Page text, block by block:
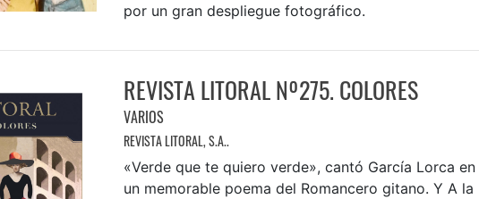
por un gran despliegue fotográfico.
REVISTA LITORAL Nº275. COLORES
VARIOS
REVISTA LITORAL, S.A..
«Verde que te quiero verde», cantó García Lorca en
un memorable poema del Romancero gitano. Y A la